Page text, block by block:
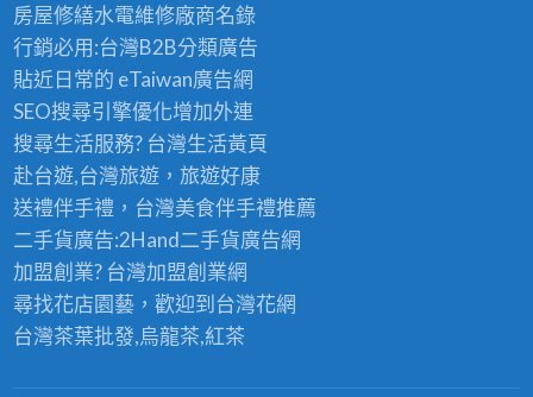
房屋修繕水電維修廠商名錄
行銷必用:台灣B2B分類廣告
貼近日常的 eTaiwan廣告網
SEO搜尋引擎優化增加外連
搜尋生活服務? 台灣生活黃頁
赴台遊,台灣旅遊，旅遊好康
送禮伴手禮，台灣美食伴手禮推薦
二手貨廣告:2Hand二手貨廣告網
加盟創業? 台灣加盟創業網
尋找花店園藝，歡迎到台灣花網
台灣茶葉批發,烏龍茶,紅茶